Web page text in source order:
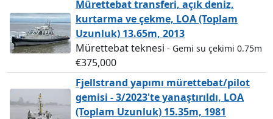
Mürettebat transferi, açık deniz,
kurtarma ve çekme, LOA (Toplam
Uzunluk) 13.65m, 2013
Mürettebat teknesi - Gemi su çekimi 0.75m
€375,000
Fjellstrand yapımı mürettebat/pilot
gemisi - 3/2023'te yanaştırıldı, LOA
(Toplam Uzunluk) 15.35m, 1981